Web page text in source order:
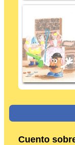
Cuento